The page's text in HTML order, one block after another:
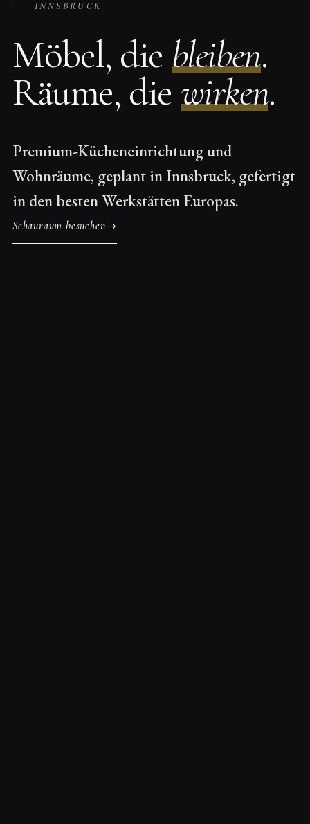
INNSBRUCK
Möbel, die bleiben.
Räume, die wirken.
Premium-Kücheneinrichtung und
Wohnräume, geplant in Innsbruck, gefertigt
in den besten Werkstätten Europas.
Schauraum besuchen